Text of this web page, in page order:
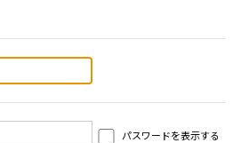
パスワードを表示する